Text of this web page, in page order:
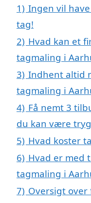
1) Ingen vil
tag!
2) Hvad kan et
tagmaling i
3) Indhent altid
tagmaling i
4) Få nemt 3
du kan være
5) Hvad koster
6) Hvad er med
tagmaling i
7) Oversigt